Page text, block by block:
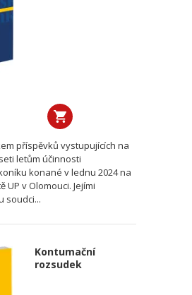
příspěvků vystupujících na
letům účinnosti
konané v lednu 2024 na
UP v Olomouci. Jejími
soudci...
Kontumační
rozsudek